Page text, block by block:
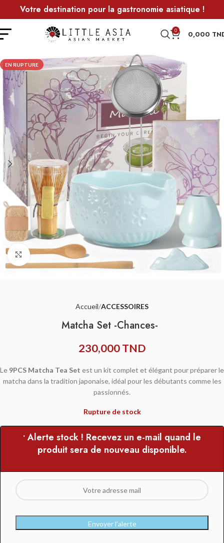
Votre destination pour la gastronomie asiatique !
0 0,000
EN RUPTURE
Agrandir
Accueil ACCESSOIRES
Matcha Set -Chances-
230,000TND
Le 9PCS Matcha Tea Set est un kit complet et élégant pour préparer le
matcha dans la tradition japonaise, idéal pour les débutants comme les
passionnés.
Rupture de stock
• Alerte stock ! Recevez un e-mail quand le
produit sera de nouveau disponible.
Envoyer l’alerte